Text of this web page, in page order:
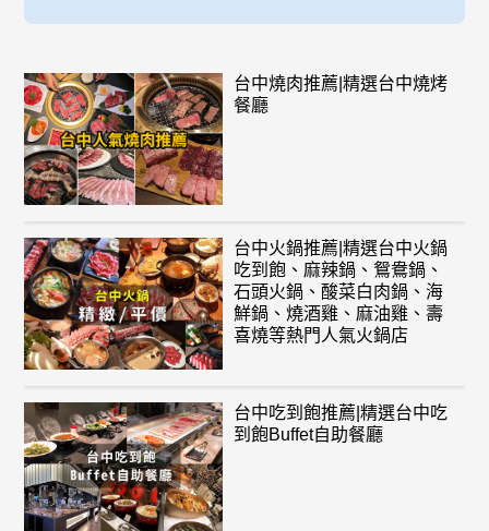
台中燒肉推薦|精選台中燒烤
餐廳
台中火鍋推薦|精選台中火鍋
吃到飽、麻辣鍋、鴛鴦鍋、
石頭火鍋、酸菜白肉鍋、海
鮮鍋、燒酒雞、麻油雞、壽
喜燒等熱門人氣火鍋店
台中吃到飽推薦|精選台中吃
到飽Buffet自助餐廳